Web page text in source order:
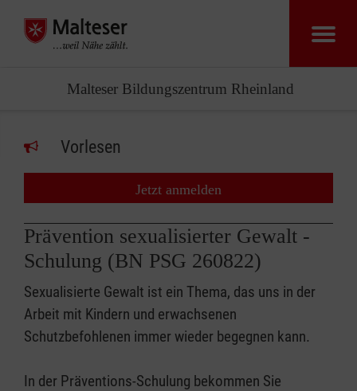
Malteser Bildungszentrum Rheinland
Vorlesen
Jetzt anmelden
Prävention sexualisierter Gewalt -
Schulung (BN PSG 260822)
Sexualisierte Gewalt ist ein Thema, das uns in der
Arbeit mit Kindern und erwachsenen
Schutzbefohlenen immer wieder begegnen kann.
In der Präventions-Schulung bekommen Sie